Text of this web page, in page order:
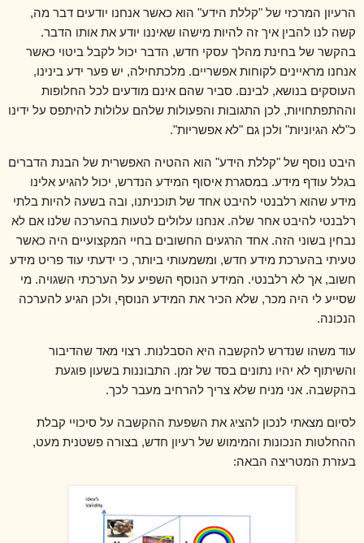
הרעיון המרכזי של "קללת הידע" הוא כאשר אנחנו יודעים דבר מה,
קשה לנו להבין איך זה להיות מישהו שאיננו יודע את אותו הדבר.
בהקשר של בחינת מהלך עסקי חדש, הדבר יכול לקבל ביטוי כאשר
אנחנו מראיינים לקוחות אפשריים. מלכתחילה, יש פער ידע בינינו,
העוסקים בנושא, לבינם. סביר שהם אינם מודעים לכל החלופות
וההתפתחויות, לכן התגובות והפעולות שלהם עלולות להיתפס על ידינו
כ"לא הגיוניות" ולכן גם "לא אפשריות".
היבט נוסף של "קללת הידע" הוא ההטיה האפשרית של הבנת הדברים
בגלל עודף מידע. במסגרת איסוף המידע הנדרש, יכול להגיע אלינו
מידע שהוא רלבנטי להיבט אחד של תוכניתנו, ובה בשעה להיות בלתי
רלבנטי להיבט אחר שלה. אנחנו עלולים לטעות בהערכה שלנו אם לא
נבחין בשוני הזה. אחד הרגעים החשובים בחיי המקצועיים היה כאשר
טעיתי בהערכת מידע חדש, ומשמעותי ביותר, כי ידעתי עוד פריט מידע
חשוב, אך לא רלבנטי. המידע הנוסף השפיע על הערכתי השגויה. מי
שסייע לי היה מכר, שלא הכיר את המידע הנוסף, ולכן הגיע להערכה
הנכונה.
עוד משהו שנדרש להקשבה היא הסבלנות. רצוי מאד שהדיבור
והשיתוף לא יהיו נתונים בסד של זמן. התבוננות בשעון פוגעת
בהקשבה. אני מניח שלא צריך להרחיב מעבר לכך.
לסיום מצאתי לנכון להציג את השפעת ההקשבה על סיכויי קבלת
ההחלטות הנכונות והמימוש של רעיון חדש, בצורה פשטנית מעט,
בעזרת המטריצה הבאה: